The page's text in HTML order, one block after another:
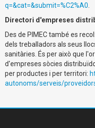
q=&cat=&submit=%C2%A0
Directori d'empreses
Des de PIMEC també es
dels treballadors als seus
sanitàries. És per això que
d'empreses sòcies
per productes i per territori:
autonoms/serveis/